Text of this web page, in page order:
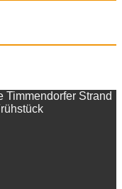
Timmendorfer Strand